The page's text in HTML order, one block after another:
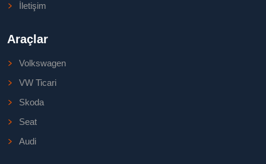
İletişim
Araçlar
Volkswagen
VW Ticari
Skoda
Seat
Audi